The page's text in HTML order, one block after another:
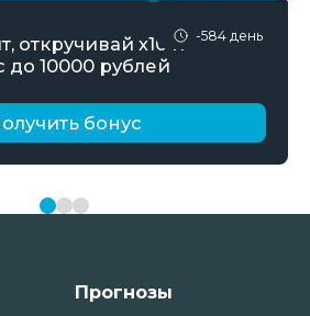
-584 день
откручивай х10 и
до 10000 рублей
бонус
Прогнозы